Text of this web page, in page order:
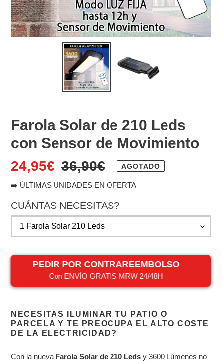
Farola Solar de 210 Leds
con Sensor de Movimiento
Precio
de
venta
24,95€ Precio
habitual
36,90€ AGOTADO
➡️ ÚLTIMAS UNIDADES EN OFERTA
CUÁNTAS NECESITAS?
PEDIR POR CONTRAREEMBOLSO
Con ENVÍO GRATIS MRW 24/48H
el
producto
a
carrito
NECESITAS ILUMINAR TU PATIO O
PARCELA Y TE PREOCUPA EL ALTO COSTE
DE LA ELECTRICIDAD?
Con la nueva Farola Solar de 210 Leds y 3600 Lúmenes no